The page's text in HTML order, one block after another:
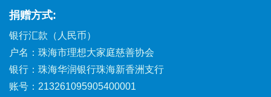
捐赠方式:
银行汇款（人民币）
户名：珠海市理想大家庭慈善协会
银行：珠海华润银行珠海新香洲支行
账号：213261095905400001